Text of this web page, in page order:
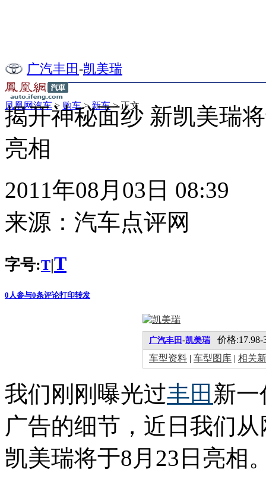
广汽丰田 -凯美瑞
凤凰网汽车> 购车>新车> 正文
揭开神秘面纱 新凯美瑞
亮相
2011年08月03日 08:39
来源： 汽车点评网
字号:T|T
0 人参与0条评论打印转发
广汽丰田 -凯美瑞 价格:17.98-
车型资料 | 车型图库 | 相关
我们刚刚曝光过丰田 新一
广告的细节，近日我们
凯美瑞将于8月23日亮相